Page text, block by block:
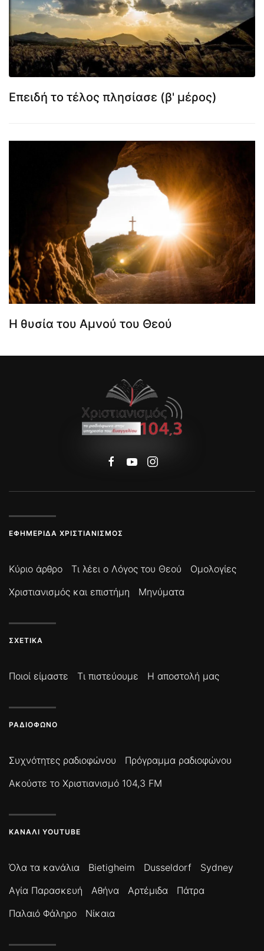
Επειδή το τέλος πλησίασε (β' μέρος)
Η θυσία του Αμνού του Θεού
ΕΦΗΜΕΡΊΔΑ ΧΡΙΣΤΙΑΝΙΣΜΌΣ
Κύριο άρθρο Τι λέει ο Λόγος του Θεού
Ομολογίες
Χριστιανισμός και επιστήμη
Μηνύματα
ΣΧΕΤΙΚΆ
Ποιοί είμαστε Τι πιστεύουμε Η αποστολή μας
ΡΑΔΙΌΦΩΝΟ
Συχνότητες ραδιοφώνου
Πρόγραμμα ραδιοφώνου
Ακούστε το Χριστιανισμό 104,3 FM
ΚΑΝΆΛΙ YOUTUBE
Όλα τα κανάλια Bietigheim Dusseldorf
Sydney
Αγία Παρασκευή
Αθήνα Αρτέμιδα
Πάτρα
Παλαιό Φάληρο
Νίκαια